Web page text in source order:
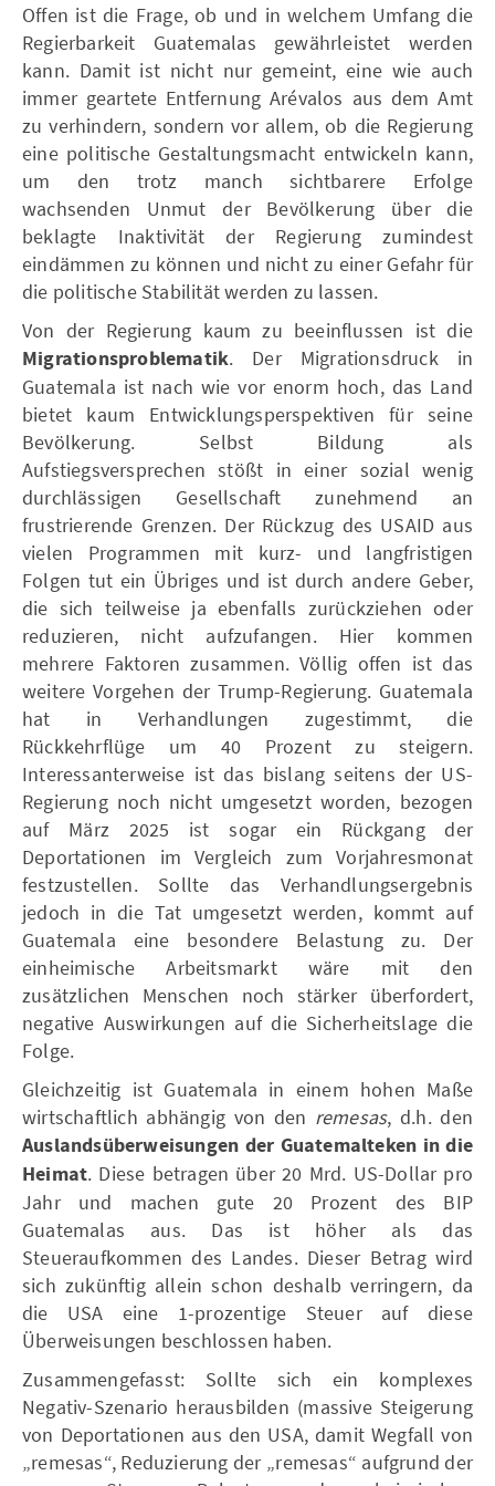
Offen ist die Frage, ob und in welchem Umfang die
Regierbarkeit Guatemalas gewährleistet werden
kann. Damit ist nicht nur gemeint, eine wie auch
immer geartete Entfernung Arévalos aus dem Amt
zu verhindern, sondern vor allem, ob die Regierung
eine politische Gestaltungsmacht entwickeln kann,
um den trotz manch sichtbarere Erfolge
wachsenden Unmut der Bevölkerung über die
beklagte Inaktivität der Regierung zumindest
eindämmen zu können und nicht zu einer Gefahr für
die politische Stabilität werden zu lassen.
Von der Regierung kaum zu beeinflussen ist die
Migrationsproblematik. Der Migrationsdruck in
Guatemala ist nach wie vor enorm hoch, das Land
bietet kaum Entwicklungsperspektiven für seine
Bevölkerung. Selbst Bildung als
Aufstiegsversprechen stößt in einer sozial wenig
durchlässigen Gesellschaft zunehmend an
frustrierende Grenzen. Der Rückzug des USAID aus
vielen Programmen mit kurz- und langfristigen
Folgen tut ein Übriges und ist durch andere Geber,
die sich teilweise ja ebenfalls zurückziehen oder
reduzieren, nicht aufzufangen. Hier kommen
mehrere Faktoren zusammen. Völlig offen ist das
weitere Vorgehen der Trump-Regierung. Guatemala
hat in Verhandlungen zugestimmt, die
Rückkehrflüge um 40 Prozent zu steigern.
Interessanterweise ist das bislang seitens der US-
Regierung noch nicht umgesetzt worden, bezogen
auf März 2025 ist sogar ein Rückgang der
Deportationen im Vergleich zum Vorjahresmonat
festzustellen. Sollte das Verhandlungsergebnis
jedoch in die Tat umgesetzt werden, kommt auf
Guatemala eine besondere Belastung zu. Der
einheimische Arbeitsmarkt wäre mit den
zusätzlichen Menschen noch stärker überfordert,
negative Auswirkungen auf die Sicherheitslage die
Folge.
Gleichzeitig ist Guatemala in einem hohen Maße
wirtschaftlich abhängig von den remesas, d.h. den
Auslandsüberweisungen der Guatemalteken in die
Heimat. Diese betragen über 20 Mrd. US-Dollar pro
Jahr und machen gute 20 Prozent des BIP
Guatemalas aus. Das ist höher als das
Steueraufkommen des Landes. Dieser Betrag wird
sich zukünftig allein schon deshalb verringern, da
die USA eine 1-prozentige Steuer auf diese
Überweisungen beschlossen haben.
Zusammengefasst: Sollte sich ein komplexes
Negativ-Szenario herausbilden (massive Steigerung
von Deportationen aus den USA, damit Wegfall von
„remesas“, Reduzierung der „remesas“ aufgrund der